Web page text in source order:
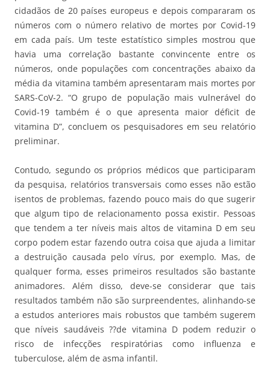
cidadãos de 20 países europeus e depois compararam os
números com o número relativo de mortes por Covid-19
em cada país. Um teste estatístico simples mostrou que
havia uma correlação bastante convincente entre os
números, onde populações com concentrações abaixo da
média da vitamina também apresentaram mais mortes por
SARS-CoV-2. “O grupo de população mais vulnerável do
Covid-19 também é o que apresenta maior déficit de
vitamina D”, concluem os pesquisadores em seu relatório
preliminar.
Contudo, segundo os próprios médicos que participaram
da pesquisa, relatórios transversais como esses não estão
isentos de problemas, fazendo pouco mais do que sugerir
que algum tipo de relacionamento possa existir. Pessoas
que tendem a ter níveis mais altos de vitamina D em seu
corpo podem estar fazendo outra coisa que ajuda a limitar
a destruição causada pelo vírus, por exemplo. Mas, de
qualquer forma, esses primeiros resultados são bastante
animadores. Além disso, deve-se considerar que tais
resultados também não são surpreendentes, alinhando-se
a estudos anteriores mais robustos que também sugerem
que níveis saudáveis ??de vitamina D podem reduzir o
risco de infecções respiratórias como influenza e
tuberculose, além de asma infantil.